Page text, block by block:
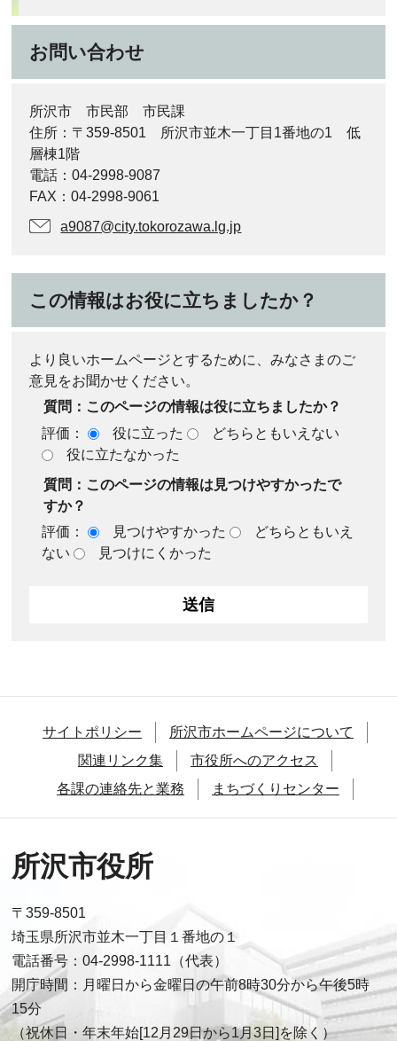
お問い合わせ
所沢市 市民部 市民課
住所：〒359-8501 所沢市並木一丁目1番地の1 低
層棟1階
電話：04-2998-9087
FAX：04-2998-9061
a9087@city.tokorozawa.lg.jp
この情報はお役に立ちましたか？
より良いホームページとするために、みなさまのご
意見をお聞かせください。
質問：このページの情報は役に立ちましたか？
評価：
役に立った
どちらともいえない
役に立たなかった
質問：このページの情報は見つけやすかったで
すか？
評価：
見つけやすかった
どちらともいえ
ない
見つけにくかった
サイトポリシー
所沢市ホームページについて
関連リンク集
市役所へのアクセス
各課の連絡先と業務
まちづくりセンター
所沢市役所
〒359-8501
埼玉県所沢市並木一丁目１番地の１
電話番号：04-2998-1111（代表）
開庁時間：月曜日から金曜日の午前8時30分から午後5時
15分
（祝休日・年末年始[12月29日から1月3日]を除く）